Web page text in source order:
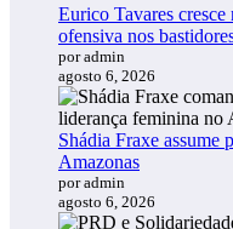
Eurico Tavares cresce
ofensiva nos
por admin
agosto 6, 2026
Shádia Fraxe assume
Amazonas
por admin
agosto 6, 2026